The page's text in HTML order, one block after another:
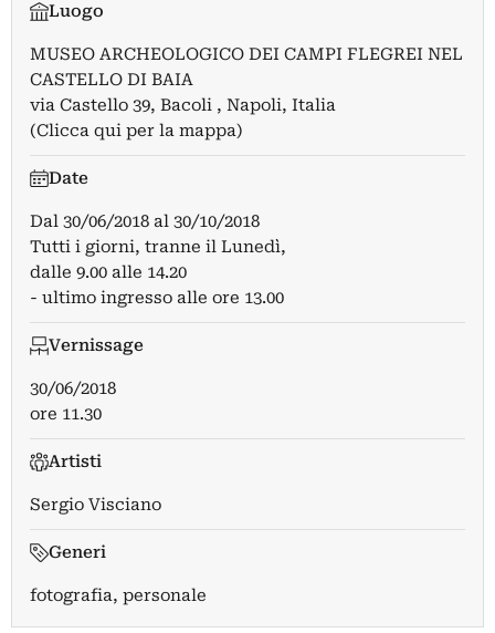
Luogo
MUSEO ARCHEOLOGICO DEI CAMPI FLEGREI NEL
CASTELLO DI BAIA
via Castello 39, Bacoli , Napoli, Italia
(Clicca qui per la mappa)
Date
Dal 30/06/2018 al 30/10/2018
Tutti i giorni, tranne il Lunedì,
dalle 9.00 alle 14.20
- ultimo ingresso alle ore 13.00
Vernissage
30/06/2018
ore 11.30
Artisti
Sergio Visciano
Generi
fotografia, personale